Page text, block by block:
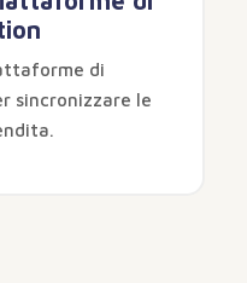
di
sincronizzare le